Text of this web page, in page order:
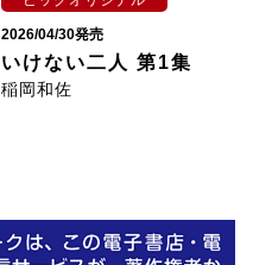
2026/04/30発売
いけない二人 第1集
稲岡和佐